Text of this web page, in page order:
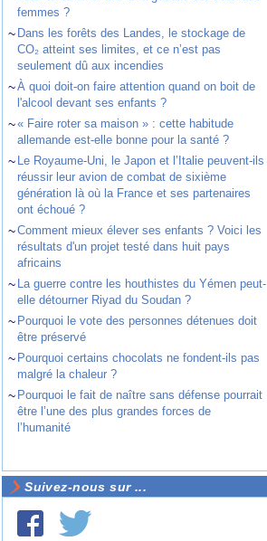
femmes ?
~ Dans les forêts des Landes, le stockage de
CO₂ atteint ses limites, et ce n’est pas
seulement dû aux incendies
~À quoi doit-on faire attention quand on boit de
l'alcool devant ses enfants ?
~« Faire roter sa maison » : cette habitude
allemande est-elle bonne pour la santé ?
~ Le Royaume-Uni, le Japon et l’Italie peuvent-ils
réussir leur avion de combat de sixième
génération là où la France et ses partenaires
ont échoué ?
~Comment mieux élever ses enfants ? Voici les
résultats d'un projet testé dans huit pays
africains
~ La guerre contre les houthistes du Yémen peut-
elle détourner Riyad du Soudan ?
~ Pourquoi le vote des personnes détenues doit
être préservé
~ Pourquoi certains chocolats ne fondent-ils pas
malgré la chaleur ?
~ Pourquoi le fait de naître sans défense pourrait
être l’une des plus grandes forces de
l’humanité
Suivez-nous sur ...